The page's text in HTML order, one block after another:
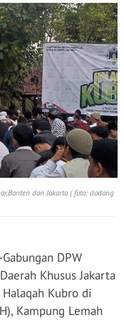
dan Jakarta ( foto: dadang
DPW
Khusus Jakarta
Kubro di
Kampung Lemah